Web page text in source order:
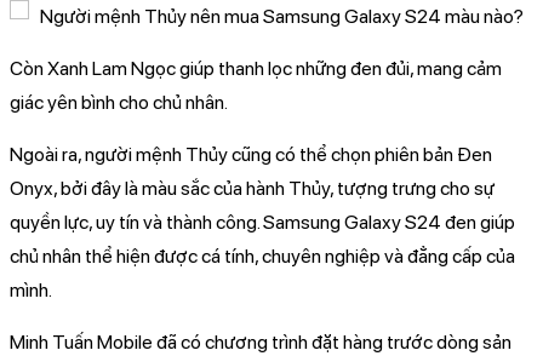
Còn Xanh Lam Ngọc giúp thanh lọc những đen đủi, mang cảm
giác yên bình cho chủ nhân.
Ngoài ra, người mệnh Thủy cũng có thể chọn phiên bản Đen
Onyx, bởi đây là màu sắc của hành Thủy, tượng trưng cho sự
quyền lực, uy tín và thành công. Samsung Galaxy S24 đen giúp
chủ nhân thể hiện được cá tính, chuyên nghiệp và đẳng cấp của
mình.
Minh Tuấn Mobile đã có chương trình đặt hàng trước dòng sản